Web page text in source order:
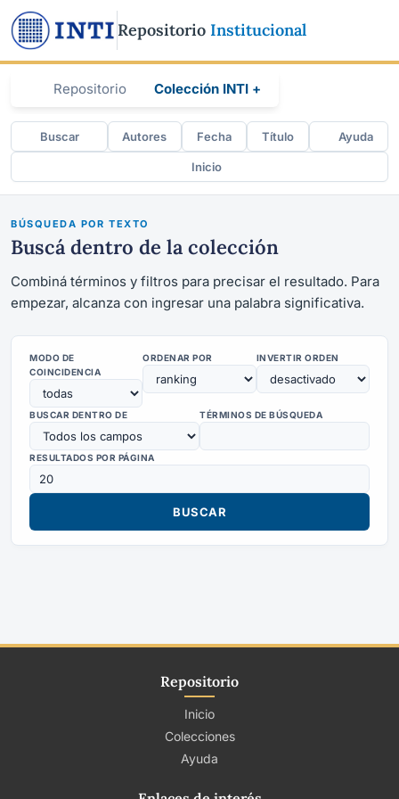
Repositorio Institucional
Repositorio Colección INTI +
Buscar Autores Fecha Título Ayuda
Inicio
BÚSQUEDA POR TEXTO
Buscá dentro de la colección
Combiná términos y filtros para precisar el resultado. Para
empezar, alcanza con ingresar una palabra significativa.
MODO DE
COINCIDENCIA
ORDENAR POR INVERTIR ORDEN
BUSCAR DENTRO DE
RESULTADOS POR PÁGINA
TÉRMINOS DE BÚSQUEDA
Repositorio
Inicio
Colecciones
Ayuda